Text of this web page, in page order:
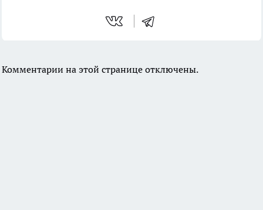
Комментарии на этой странице отключены.